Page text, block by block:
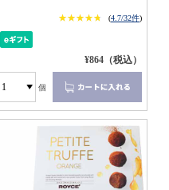
★★★★★
★★★★★ (4.7/32件)
¥864（税込）
個